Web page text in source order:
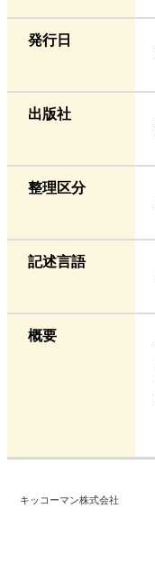
発行日
出版社
整理区分
記述言語
概要
キッコーマン株式会社